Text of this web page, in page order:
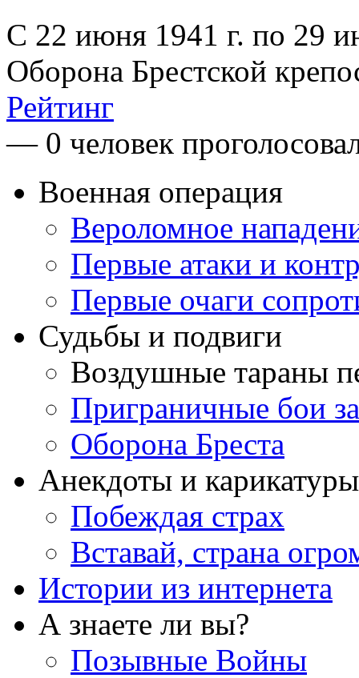
С 22 июня 1941 г. по 29
Оборона Брестской
Рейтинг
— 0 человек
Военная операция
Вероломное
Первые атаки и
Первые очаги
Судьбы и подвиги
Воздушные тараны
Приграничные бои
Оборона Бреста
Анекдоты и карикатуры
Побеждая страх
Вставай, страна
Истории из интернета
А знаете ли вы?
Позывные Войны